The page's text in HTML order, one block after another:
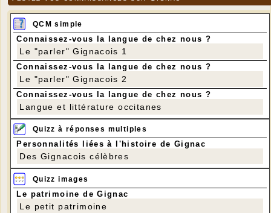
QCM simple
Connaissez-vous la langue de chez nous ?
Le "parler" Gignacois 1
Connaissez-vous la langue de chez nous ?
Le "parler" Gignacois 2
Connaissez-vous la langue de chez nous ?
Langue et littérature occitanes
Quizz à réponses multiples
Personnalités liées à l'histoire de Gignac
Des Gignacois célèbres
Quizz images
Le patrimoine de Gignac
Le petit patrimoine